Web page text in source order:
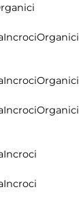
IncrociOrganici
IncrociOrganici
IncrociOrganici
Incroci
Incroci